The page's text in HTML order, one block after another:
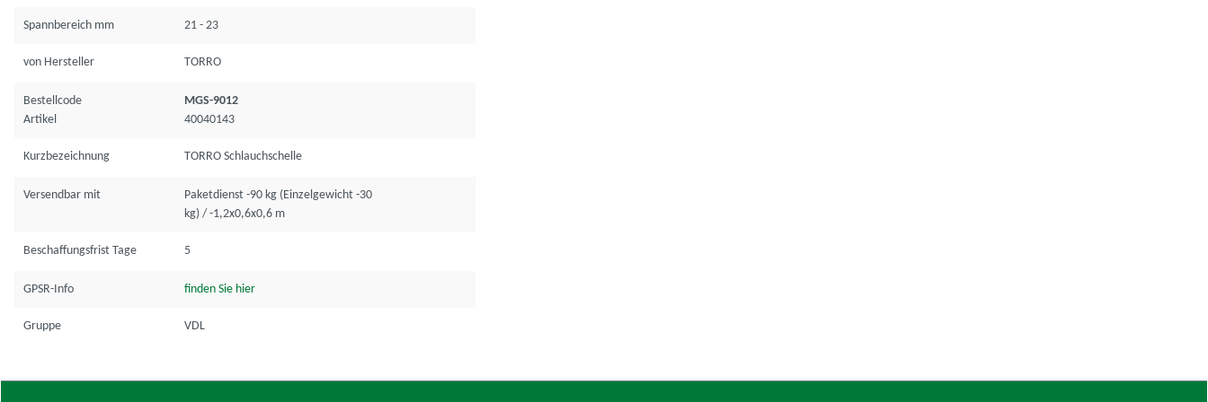
Spannbereich mm 21 - 23
von Hersteller TORRO
Bestellcode
Artikel
MGS-9012
40040143
Kurzbezeichnung TORRO Schlauchschelle
Versendbar mit
Paketdienst -90 kg (Einzelgewicht -30
kg) / -1,2x0,6x0,6 m
Beschaffungsfrist Tage 5
GPSR-Info finden Sie hier
Gruppe VDL